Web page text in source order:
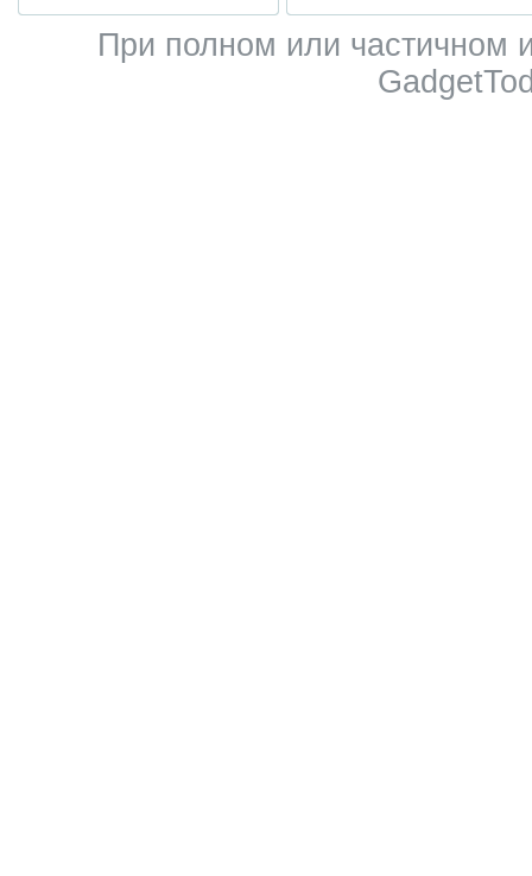
При полном или частичном